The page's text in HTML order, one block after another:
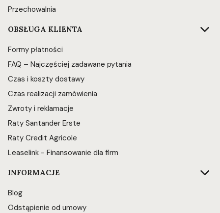
Przechowalnia
OBSŁUGA KLIENTA
Formy płatności
FAQ – Najczęściej zadawane pytania
Czas i koszty dostawy
Czas realizacji zamówienia
Zwroty i reklamacje
Raty Santander Erste
Raty Credit Agricole
Leaselink - Finansowanie dla firm
INFORMACJE
Blog
Odstąpienie od umowy